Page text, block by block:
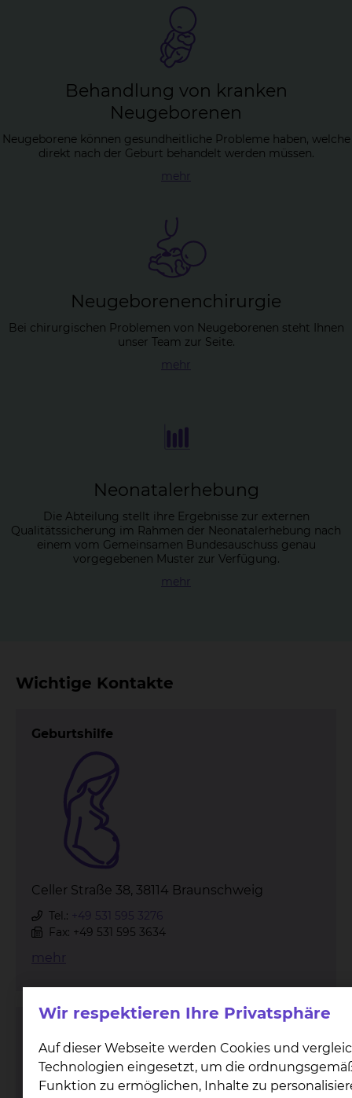
Be­hand­lung von kran­ken
Neu­ge­bo­re­nen
Neugeborene können gesundheitliche Probleme haben, welche
direkt nach der Geburt behandelt werden müssen.
mehr
Neu­ge­bo­re­nen­chir­ur­gie
Bei chirurgischen Problemen von Neugeborenen steht Ihnen
unser Team zur Seite.
mehr
Neo­na­ta­l­er­he­bung
Die Abteilung stellt ihre Ergebnisse zur externen
Qualitätssicherung im Rahmen der Neonatalerhebung nach
einem vom Gemeinsamen Bundesauschuss genau
vorgegebenen Muster zur Verfügung.
mehr
Wichtige Kontakte
Geburtshilfe
Celler Straße 38, 38114 Braunschweig
Tel.: +49 531 595 3276
Fax: +49 531 595 3634
mehr
Wir respektieren Ihre Privatsphäre
Auf dieser Webseite werden Cookies und
Technologien eingesetzt, um die
Funktion zu ermöglichen, Inhalte zu